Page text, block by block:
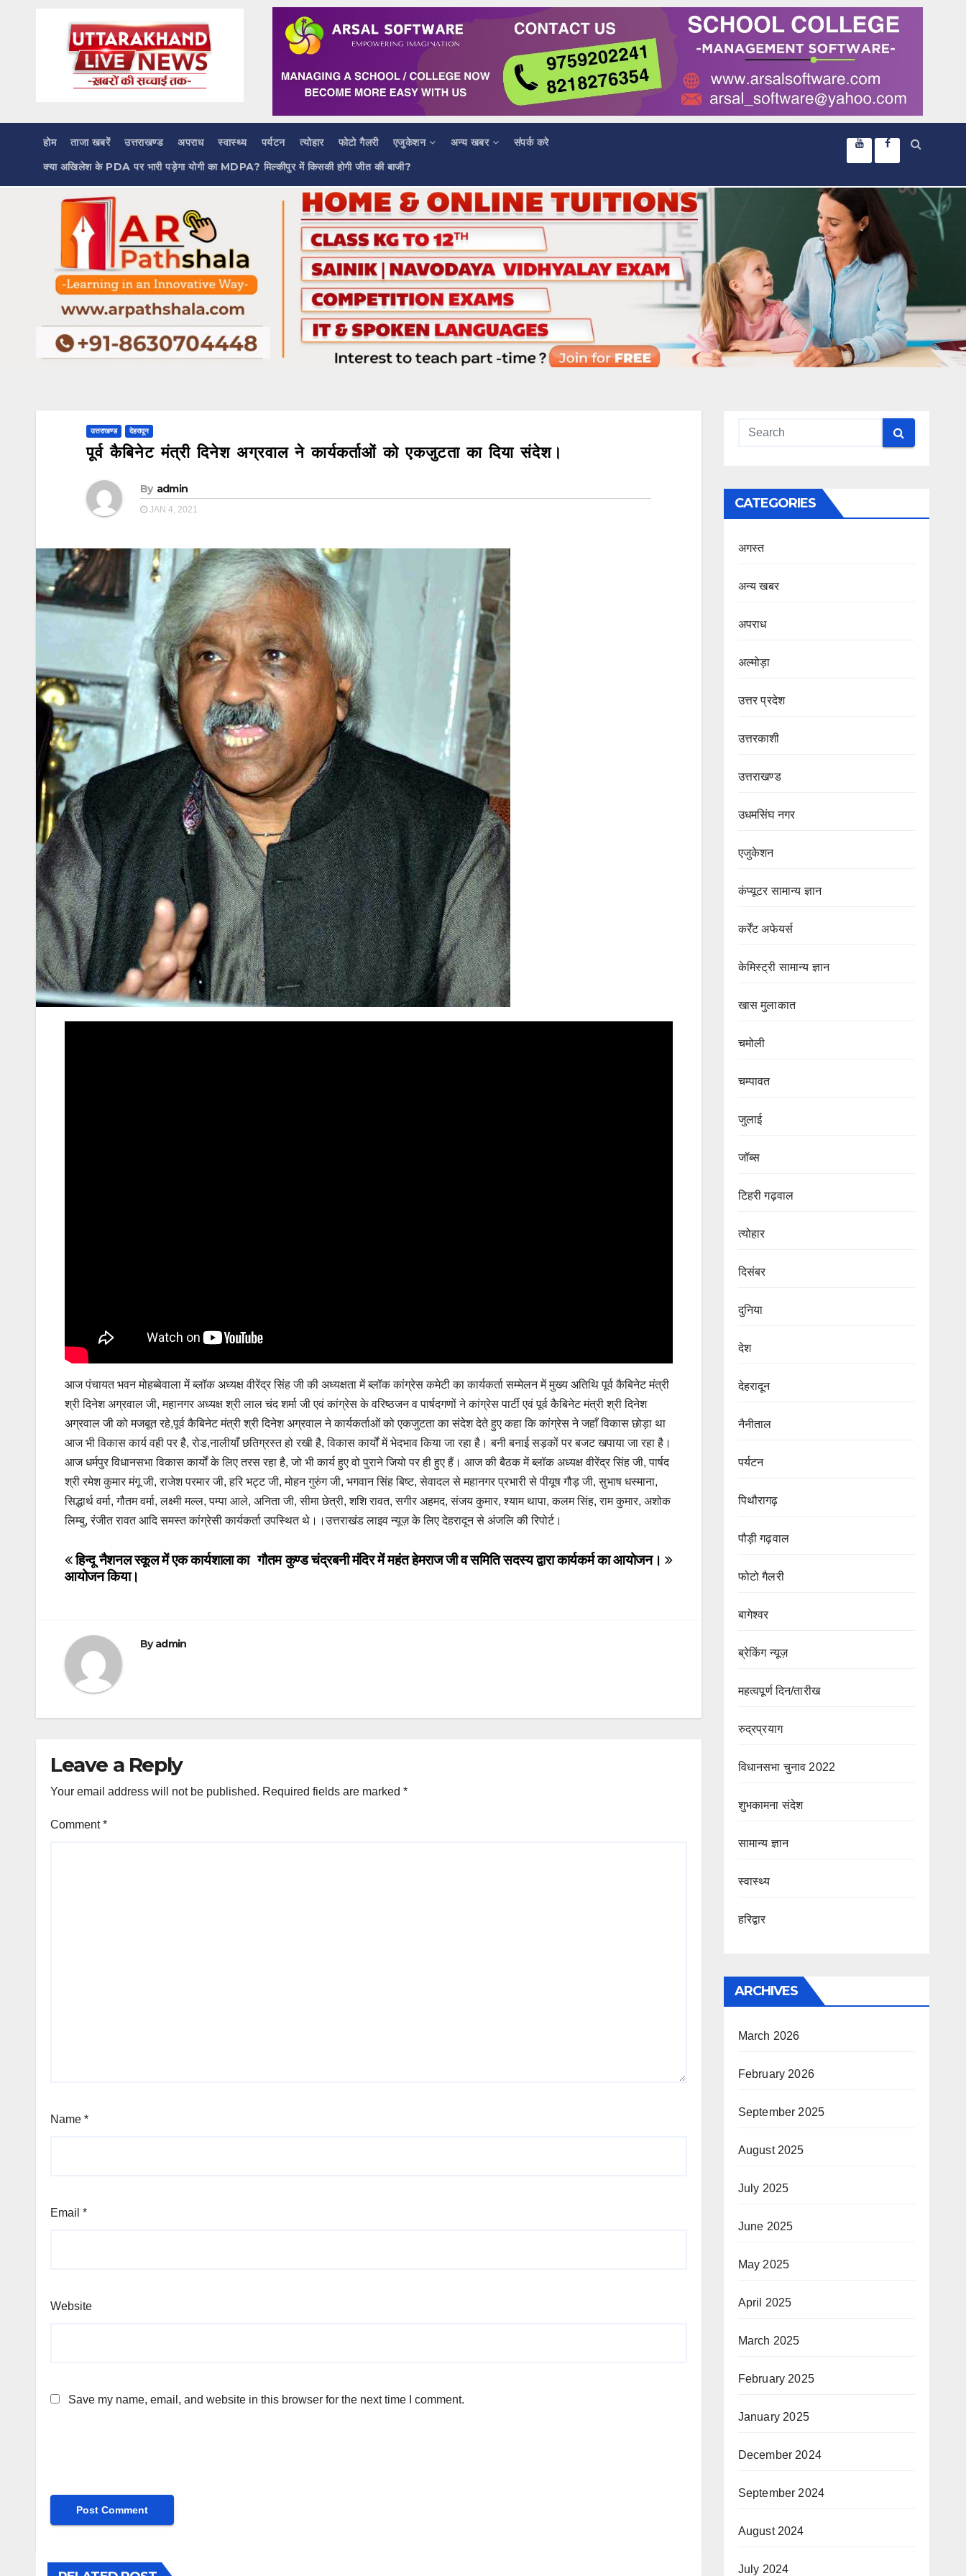
होम ताजा खबरें उत्तराखण्ड अपराध स्वास्थ्य पर्यटन त्योहार फोटो गैलरी एजुकेशन अन्य खबर
संपर्क करे
क्या अखिलेश के PDA पर भारी पड़ेगा योगी का MDPA? मिल्कीपुर में किसकी होगी जीत की बाजी?
उत्तराखण्ड देहरादून
पूर्व कैबिनेट मंत्री दिनेश अग्रवाल ने कार्यकर्ताओं को एकजुटता का दिया संदेश।
By admin
JAN 4, 2021
आज पंचायत भवन मोहब्बेवाला में ब्लॉक अध्यक्ष वीरेंद्र सिंह जी की अध्यक्षता में ब्लॉक कांग्रेस कमेटी का कार्यकर्ता सम्मेलन में मुख्य अतिथि पूर्व कैबिनेट मंत्री
श्री दिनेश अग्रवाल जी, महानगर अध्यक्ष श्री लाल चंद शर्मा जी एवं कांग्रेस के वरिष्ठजन व पार्षदगणों ने कांग्रेस पार्टी एवं पूर्व कैबिनेट मंत्री श्री दिनेश
अग्रवाल जी को मजबूत रहे,पूर्व कैबिनेट मंत्री श्री दिनेश अग्रवाल ने कार्यकर्ताओं को एकजुटता का संदेश देते हुए कहा कि कांग्रेस ने जहाँ विकास छोड़ा था
आज भी विकास कार्य वही पर है, रोड,नालीयाँ छतिग्रस्त हो रखी है, विकास कार्यों में भेदभाव किया जा रहा है। बनी बनाई सड़कों पर बजट खपाया जा रहा है।
आज धर्मपुर विधानसभा विकास कार्यों के लिए तरस रहा है, जो भी कार्य हुए वो पुराने जियो पर ही हुए हैं। आज की बैठक में ब्लॉक अध्यक्ष वीरेंद्र सिंह जी, पार्षद
श्री रमेश कुमार मंगू जी, राजेश परमार जी, हरि भट्ट जी, मोहन गुरुंग जी, भगवान सिंह बिष्ट, सेवादल से महानगर प्रभारी से पीयूष गौड़ जी, सुभाष धस्माना,
सिद्धार्थ वर्मा, गौतम वर्मा, लक्ष्मी मल्ल, पम्पा आले, अनिता जी, सीमा छेत्री, शशि रावत, सगीर अहमद, संजय कुमार, श्याम थापा, कलम सिंह, राम कुमार, अशोक
लिम्बु, रंजीत रावत आदि समस्त कांग्रेसी कार्यकर्ता उपस्थित थे।।उत्तराखंड लाइव न्यूज़ के लिए देहरादून से अंजलि की रिपोर्ट।
Post
navigation
गौतम कुण्ड चंद्रबनी मंदिर में महंत हेमराज जी व समिति सदस्य द्वारा कार्यकर्म का आयोजन।
हिन्दू नैशनल स्कूल में एक कार्यशाला का
आयोजन किया।
Byadmin
Leave a Reply
Your email address will not be published. Required fields are marked *
Comment*
Name *
Email *
Website
Save my name, email, and website in this browser for the next time I comment.
CATEGORIES
अगस्त
अन्य खबर
अपराध
अल्मोड़ा
उत्तर प्रदेश
उत्तरकाशी
उत्तराखण्ड
उधमसिंघ नगर
एजुकेशन
कंप्यूटर सामान्य ज्ञान
कर्रेंट अफेयर्स
केमिस्ट्री सामान्य ज्ञान
खास मुलाकात
चमोली
चम्पावत
जुलाई
जॉब्स
टिहरी गढ़वाल
त्योहार
दिसंबर
दुनिया
देश
देहरादून
नैनीताल
पर्यटन
पिथौरागढ़
पौड़ी गढ़वाल
फोटो गैलरी
बागेश्वर
ब्रेकिंग न्यूज़
महत्वपूर्ण दिन/तारीख
रुद्रप्रयाग
विधानसभा चुनाव 2022
शुभकामना संदेश
सामान्य ज्ञान
स्वास्थ्य
हरिद्वार
ARCHIVES
March 2026
February 2026
September 2025
August 2025
July 2025
June 2025
May 2025
April 2025
March 2025
February 2025
January 2025
December 2024
September 2024
August 2024
July 2024